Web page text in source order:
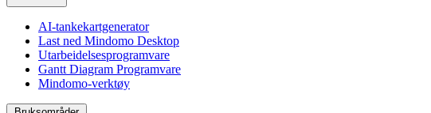
AI-tankekartgenerator
Last ned Mindomo Desktop
Utarbeidelsesprogramvare
Gantt Diagram Programvare
Mindomo-verktøy